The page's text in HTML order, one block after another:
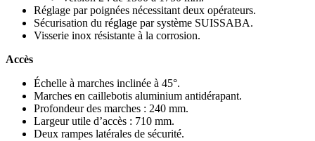
Réglage par poignées nécessitant deux opérateurs.
Sécurisation du réglage par système SUISSABA.
Visserie inox résistante à la corrosion.
Accès
Échelle à marches inclinée à 45°.
Marches en caillebotis aluminium antidérapant.
Profondeur des marches : 240 mm.
Largeur utile d’accès : 710 mm.
Deux rampes latérales de sécurité.